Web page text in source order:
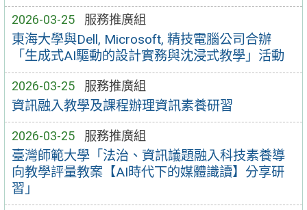
2026-03-25 服務推廣組
東海大學與Dell, Microsoft, 精技電腦公司合辦
「生成式AI驅動的設計實務與沈浸式教學」活動
2026-03-25 服務推廣組
資訊融入教學及課程辦理資訊素養研習
2026-03-25 服務推廣組
臺灣師範大學「法治、資訊議題融入科技素養導
向教學評量教案【AI時代下的媒體識讀】分享研
習」